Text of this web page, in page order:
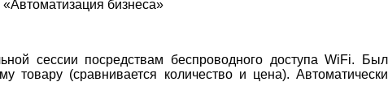
бизнеса»
сессии посредствам беспроводного доступа WiFi. Был
товару (сравнивается количество и цена). Автоматически